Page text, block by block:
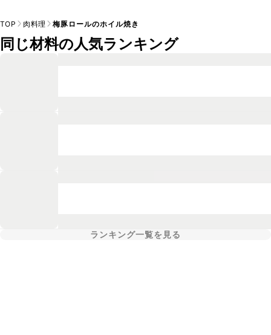
TOP 肉料理 梅豚ロールのホイル焼き
同じ材料の人気ランキング
ランキング一覧を見る